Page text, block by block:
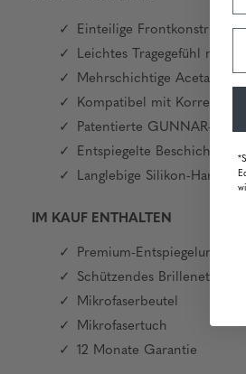
Einteilige
Leichtes Tragegefühl mit
Mehrschichtige
Kompatibel mit
Patentierte GUNNAR-
Entspiegelte Beschichtung
Langlebige Silikon-
IM KAUF ENTHALTEN
Premium-
Schützendes Brillenetui
Mikrofaserbeutel
Mikrofasertuch
12 Monate Garantie